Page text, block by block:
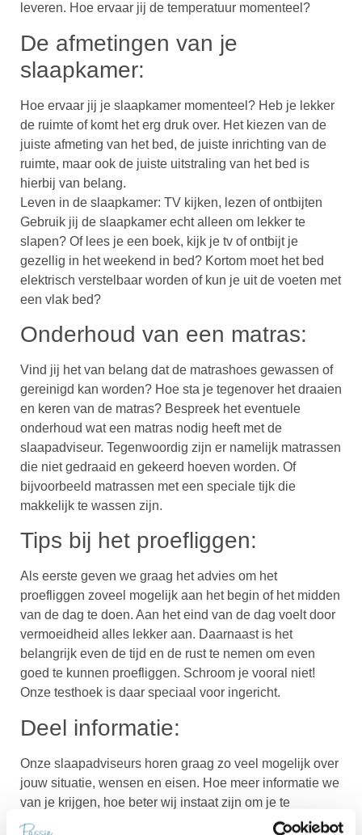
leveren. Hoe ervaar jij de temperatuur momenteel?
De afmetingen van je
slaapkamer:
Hoe ervaar jij je slaapkamer momenteel? Heb je lekker
de ruimte of komt het erg druk over. Het kiezen van de
juiste afmeting van het bed, de juiste inrichting van de
ruimte, maar ook de juiste uitstraling van het bed is
hierbij van belang.
Leven in de slaapkamer: TV kijken, lezen of ontbijten
Gebruik jij de slaapkamer echt alleen om lekker te
slapen? Of lees je een boek, kijk je tv of ontbijt je
gezellig in het weekend in bed? Kortom moet het bed
elektrisch verstelbaar worden of kun je uit de voeten met
een vlak bed?
Onderhoud van een matras:
Vind jij het van belang dat de matrashoes gewassen of
gereinigd kan worden? Hoe sta je tegenover het draaien
en keren van de matras? Bespreek het eventuele
onderhoud wat een matras nodig heeft met de
slaapadviseur. Tegenwoordig zijn er namelijk matrassen
die niet gedraaid en gekeerd hoeven worden. Of
bijvoorbeeld matrassen met een speciale tijk die
makkelijk te wassen zijn.
Tips bij het proefliggen:
Als eerste geven we graag het advies om het
proefliggen zoveel mogelijk aan het begin of het midden
van de dag te doen. Aan het eind van de dag voelt door
vermoeidheid alles lekker aan. Daarnaast is het
belangrijk even de tijd en de rust te nemen om even
goed te kunnen proefliggen. Schroom je vooral niet!
Onze testhoek is daar speciaal voor ingericht.
Deel informatie:
Onze slaapadviseurs horen graag zo veel mogelijk over
jouw situatie, wensen en eisen. Hoe meer informatie we
van je krijgen, hoe beter wij instaat zijn om je te
ondersteunen bij de juiste aankoop. Schroom dus